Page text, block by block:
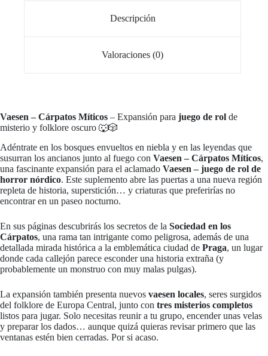
Descripción
Valoraciones (0)
Vaesen – Cárpatos Míticos – Expansión para juego de rol de
misterio y folklore oscuro 🐺🎲
Adéntrate en los bosques envueltos en niebla y en las leyendas que
susurran los ancianos junto al fuego con Vaesen – Cárpatos Míticos,
una fascinante expansión para el aclamado Vaesen – juego de rol de
horror nórdico. Este suplemento abre las puertas a una nueva región
repleta de historia, superstición… y criaturas que preferirías no
encontrar en un paseo nocturno.
En sus páginas descubrirás los secretos de la Sociedad en los
Cárpatos, una rama tan intrigante como peligrosa, además de una
detallada mirada histórica a la emblemática ciudad de Praga, un lugar
donde cada callejón parece esconder una historia extraña (y
probablemente un monstruo con muy malas pulgas).
La expansión también presenta nuevos vaesen locales, seres surgidos
del folklore de Europa Central, junto con tres misterios completos
listos para jugar. Solo necesitas reunir a tu grupo, encender unas velas
y preparar los dados… aunque quizá quieras revisar primero que las
ventanas estén bien cerradas. Por si acaso.